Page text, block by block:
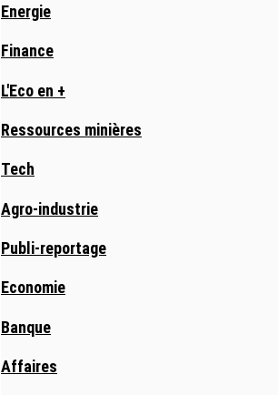
Energie
Finance
L'Eco en +
Ressources minières
Tech
Agro-industrie
Publi-reportage
Economie
Banque
Affaires